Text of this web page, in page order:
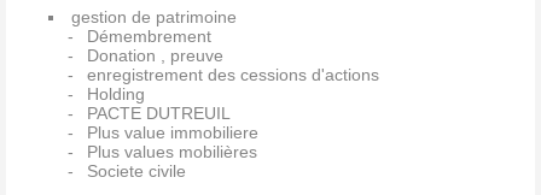
gestion de patrimoine
Démembrement
Donation , preuve
enregistrement des cessions d'actions
Holding
PACTE DUTREUIL
Plus value immobiliere
Plus values mobilières
Societe civile